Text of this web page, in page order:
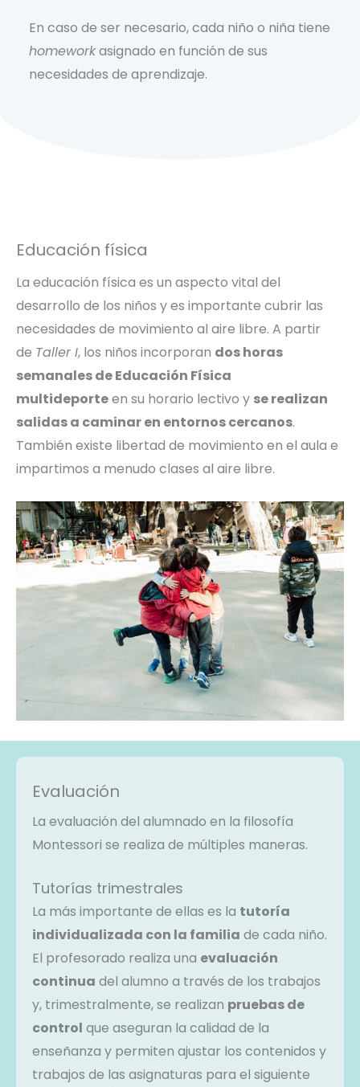
En caso de ser necesario, cada niño o niña tiene
homeworkasignado en función de sus
necesidades de aprendizaje.
Educación física
La educación física es un aspecto vital del
desarrollo de los niños y es importante cubrir las
necesidades de movimiento al aire libre. A partir
de Taller I, los niños incorporan dos horas
semanales de Educación Física
multideporteen su horario lectivo y se realizan
salidas a caminar en entornos cercanos.
También existe libertad de movimiento en el aula e
impartimos a menudo clases al aire libre.
Evaluación
La evaluación del alumnado en la filosofía
Montessori se realiza de múltiples maneras.
Tutorías trimestrales
La más importante de ellas es la tutoría
individualizada con la familia de cada niño.
El profesorado realiza una evaluación
continua del alumno a través de los trabajos
y, trimestralmente, se realizan pruebas de
control que aseguran la calidad de la
enseñanza y permiten ajustar los contenidos y
trabajos de las asignaturas para el siguiente